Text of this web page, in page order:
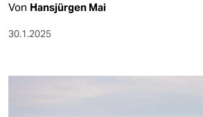
Von Hansjürgen Mai
30.1.2025